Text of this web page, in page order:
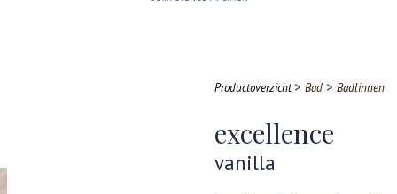
Productoverzicht > Bad > Badlinnen
excellence
vanilla